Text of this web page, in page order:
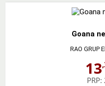
Goana
RAO GRUP
13
PRP: